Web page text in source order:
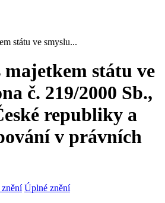
státu ve smyslu...
státu ve
č. 219/2000 Sb.,
republiky a
v právních
znění Úplné znění